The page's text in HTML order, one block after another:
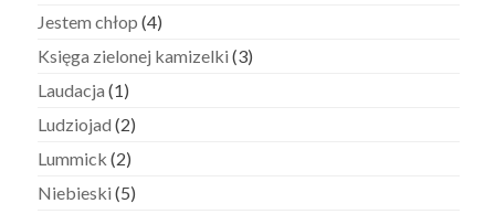
Jestem chłop (4)
Księga zielonej kamizelki (3)
Laudacja (1)
Ludziojad (2)
Lummick (2)
Niebieski (5)